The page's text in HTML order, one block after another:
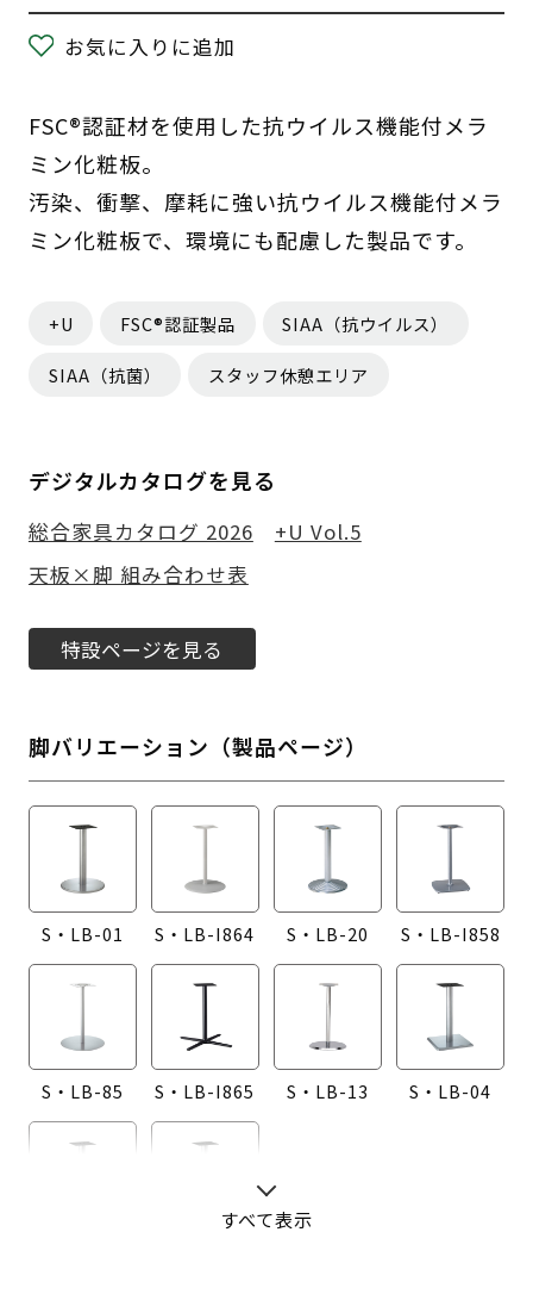
お気に入りに追加
FSC®認証材を使用した抗ウイルス機能付メラ
ミン化粧板。
汚染、衝撃、摩耗に強い抗ウイルス機能付メラ
ミン化粧板で、環境にも配慮した製品です。
+U FSC®認証製品 SIAA（抗ウイルス）
SIAA（抗菌） スタッフ休憩エリア
デジタルカタログを見る
総合家具カタログ 2026
+U Vol.5
天板×脚 組み合わせ表
特設ページを見る
脚バリエーション（製品ページ）
S・LB-01 S・LB-I864 S・LB-20 S・LB-I858
S・LB-85 S・LB-I865 S・LB-13 S・LB-04
すべて表示